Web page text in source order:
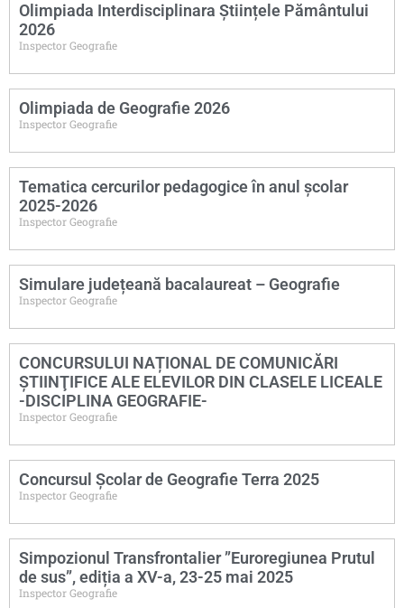
Olimpiada Interdisciplinara Științele Pământului
2026
Inspector Geografie
Olimpiada de Geografie 2026
Inspector Geografie
Tematica cercurilor pedagogice în anul școlar
2025-2026
Inspector Geografie
Simulare județeană bacalaureat – Geografie
Inspector Geografie
CONCURSULUI NAȚIONAL DE COMUNICĂRI
ŞTIINŢIFICE ALE ELEVILOR DIN CLASELE LICEALE
-DISCIPLINA GEOGRAFIE-
Inspector Geografie
Concursul Școlar de Geografie Terra 2025
Inspector Geografie
Simpozionul Transfrontalier ”Euroregiunea Prutul
de sus”, ediția a XV-a, 23-25 mai 2025
Inspector Geografie